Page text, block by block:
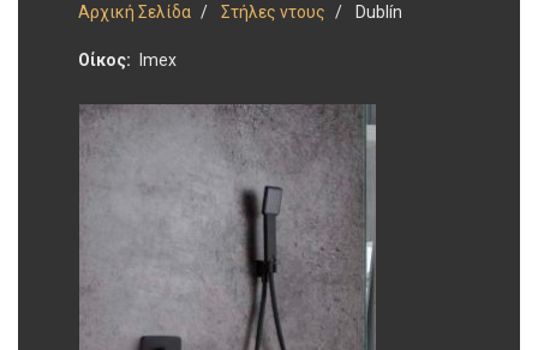
Αρχική Σελίδα Στήλες ντους Dublín
Οίκος Imex